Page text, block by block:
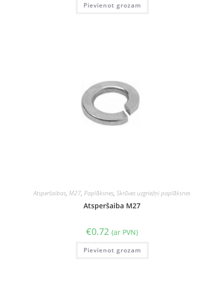
Pievienot grozam
Atsperšaibas, M27, Paplāksnes, Skrūves uzgriežņi paplāksnes
Atsperšaiba M27
€0.72 (ar PVN)
Pievienot grozam